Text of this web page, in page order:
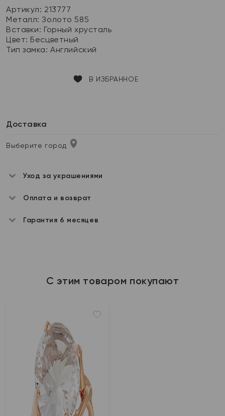
Артикул: 213777
Металл:Золото 585
Вставки: Горный хрусталь
Цвет: Бесцветный
Тип замка:Английский
В ИЗБРАННОЕ
Доставка
Выберите город
Уход за украшениями
Оплата и возврат
Гарантия 6 месяцев
С этим товаром покупают